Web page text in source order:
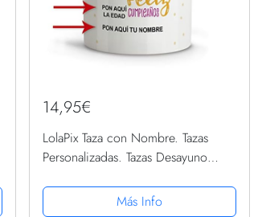
14,95€
LolaPix Taza con Nombre. Tazas
Personalizadas. Tazas Desayuno
CUMPLEAÑOS Feliz
Más Info